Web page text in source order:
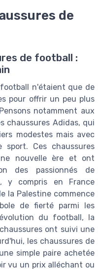
de
de football :
n'étaient que de
pour offrir un peu plus
notamment aux
chaussures Adidas, qui
modestes mais avec
Ces chaussures
nouvelle ère et ont
des passionnés de
y compris en France
la Palestine commence
de fierté parmi les
du football, la
ont suivi une
les chaussures de
simple paire achetée
vu un prix alléchant ou